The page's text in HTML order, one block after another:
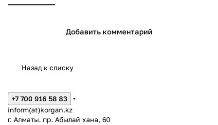
Добавить комментарий
Назад к списку
+7 700 916 58 83
inform(at)korgan.kz
г. Алматы. пр. Абылай хана, 60